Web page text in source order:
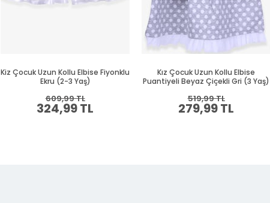
Kiz Çocuk Uzun Kollu Elbise Fiyonklu
Ekru (2-3 Yaş)
324,99 TL
609,99 TL
Kız Çocuk Uzun Kollu Elbise
Puantiyeli Beyaz Çiçekli Gri (3 Yaş)
279,99 TL
519,99 TL